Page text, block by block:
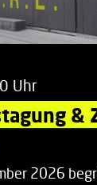
Uhr
&
2026